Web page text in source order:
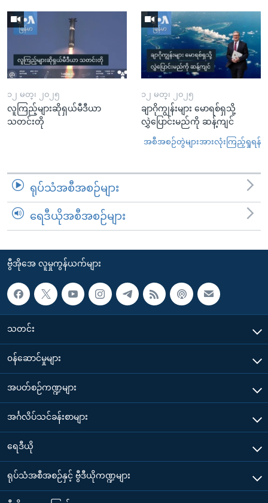
၁၂ မတ္၊ ၂၀၂၅
လူကြည့်များဆိုရှယ်မီဒီယာ
သတင်းတို
၁၂ မတ္၊ ၂၀၂၅
ချာဂိုကျွန်းများ မောရစ်ရှသို့
လွှဲပြောင်းမည်ကို ဆန့်ကျင်
အစီအစဉ်တွဲများအားလုံးကြည့်ရှုရန်
ရုပ်သံအစီအစဉ်များ
ရေဒီယိုအစီအစဉ်များ
ဗွီအိုအေ လူမှုကွန်ယက်များ
သတင်း
၀န်ဆောင်မှုများ
အပတ်စဉ်ကဏ္ဍများ
အင်္ဂလိပ်သင်ခန်းစာများ
ရေဒီယို
ရုပ်သံအစီအစဉ်နှင့် ဗွီဒီယိုကဏ္ဍများ